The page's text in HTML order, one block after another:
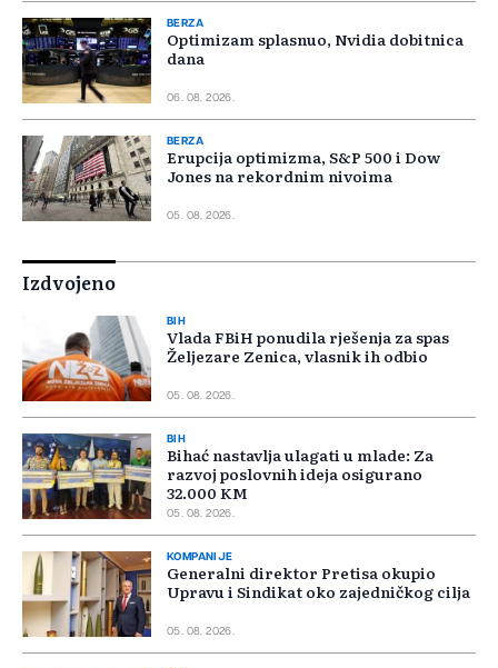
BERZA
Optimizam splasnuo, Nvidia dobitnica
dana
06. 08. 2026.
BERZA
Erupcija optimizma, S&P 500 i Dow
Jones na rekordnim nivoima
05. 08. 2026.
Izdvojeno
BIH
Vlada FBiH ponudila rješenja za spas
Željezare Zenica, vlasnik ih odbio
05. 08. 2026.
BIH
Bihać nastavlja ulagati u mlade: Za
razvoj poslovnih ideja osigurano
32.000 KM
05. 08. 2026.
KOMPANIJE
Generalni direktor Pretisa okupio
Upravu i Sindikat oko zajedničkog cilja
05. 08. 2026.